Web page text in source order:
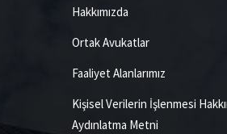
Hakkımızda
Ortak Avukatlar
Faaliyet Alanlarımız
Kişisel Verilerin İşlenmesi
Aydınlatma Metni